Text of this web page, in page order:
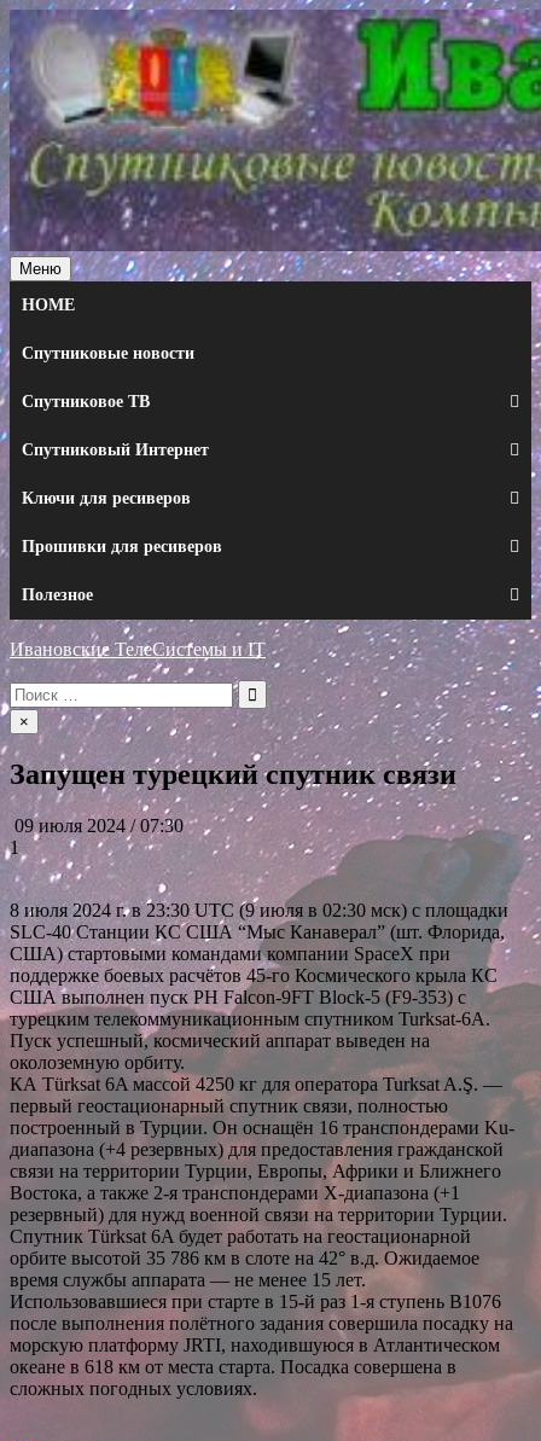
Перейти
к
содержимому
Меню
HOME
Спутниковые новости
Спутниковое ТВ
Спутниковый Интернет
Ключи для ресиверов
Прошивки для ресиверов
Полезное
Ивановские ТелеСистемы и IT
Искать:
×
Запущен турецкий спутник связи
09 июля 2024 / 07:30
1
8 июля 2024 г. в 23:30 UTC (9 июля в 02:30 мск) с площадки
SLC-40 Станции КС США “Мыс Канаверал” (шт. Флорида,
США) стартовыми командами компании SpaceX при
поддержке боевых расчётов 45-го Космического крыла КС
США выполнен пуск РН Falcon-9FT Block-5 (F9-353) с
турецким телекоммуникационным спутником Turksat-6A.
Пуск успешный, космический аппарат выведен на
околоземную орбиту.
КА Türksat 6A массой 4250 кг для оператора Turksat A.Ş. —
первый геостационарный спутник связи, полностью
построенный в Турции. Он оснащён 16 транспондерами Ku-
диапазона (+4 резервных) для предоставления гражданской
связи на территории Турции, Европы, Африки и Ближнего
Востока, а также 2-я транспондерами X-диапазона (+1
резервный) для нужд военной связи на территории Турции.
Спутник Türksat 6A будет работать на геостационарной
орбите высотой 35 786 км в слоте на 42° в.д. Ожидаемое
время службы аппарата — не менее 15 лет.
Использовавшиеся при старте в 15-й раз 1-я ступень В1076
после выполнения полётного задания совершила посадку на
морскую платформу JRTI, находившуюся в Атлантическом
океане в 618 км от места старта. Посадка совершена в
сложных погодных условиях.